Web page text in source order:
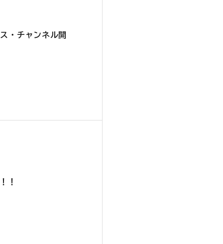
・チャンネル開
！